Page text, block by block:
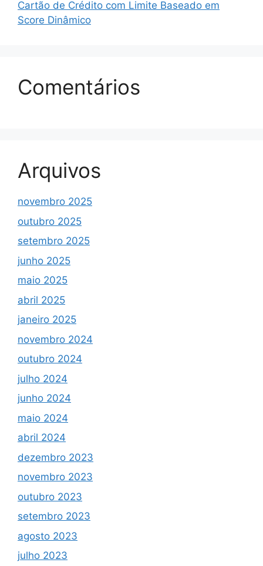
Cartão de Crédito com Limite Baseado em
Score Dinâmico
Comentários
Arquivos
novembro 2025
outubro 2025
setembro 2025
junho 2025
maio 2025
abril 2025
janeiro 2025
novembro 2024
outubro 2024
julho 2024
junho 2024
maio 2024
abril 2024
dezembro 2023
novembro 2023
outubro 2023
setembro 2023
agosto 2023
julho 2023